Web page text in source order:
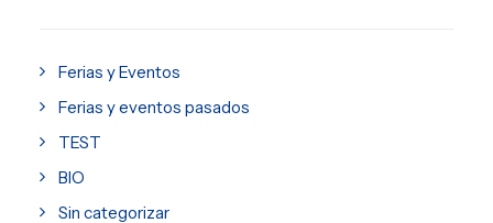
Ferias y Eventos
Ferias y eventos pasados
TEST
BIO
Sin categorizar